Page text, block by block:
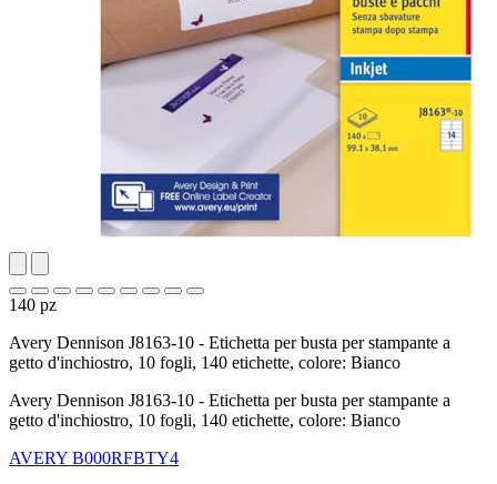
140 pz
Avery Dennison J8163-10 - Etichetta per busta per stampante a
getto d'inchiostro, 10 fogli, 140 etichette, colore: Bianco
Avery Dennison J8163-10 - Etichetta per busta per stampante a
getto d'inchiostro, 10 fogli, 140 etichette, colore: Bianco
AVERY B000RFBTY4